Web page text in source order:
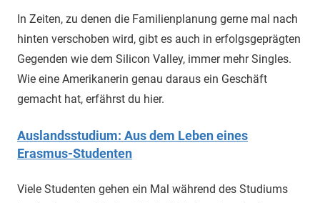
In Zeiten, zu denen die Familienplanung gerne mal nach
hinten verschoben wird, gibt es auch in erfolgsgeprägten
Gegenden wie dem Silicon Valley, immer mehr Singles.
Wie eine Amerikanerin genau daraus ein Geschäft
gemacht hat, erfährst du hier.
Auslandsstudium: Aus dem Leben eines
Erasmus-Studenten
Viele Studenten gehen ein Mal während des Studiums